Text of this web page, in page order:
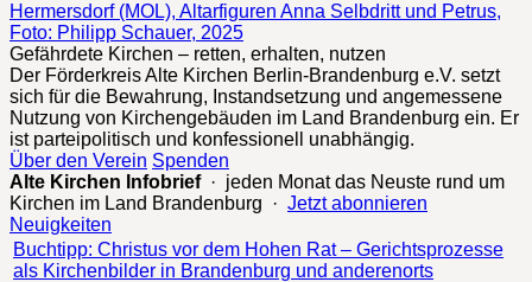
Hermersdorf (MOL), Altarfiguren Anna Selbdritt und Petrus,
Foto: Philipp Schauer, 2025
Gefährdete Kirchen – retten, erhalten, nutzen
Der Förderkreis Alte Kirchen Berlin-Brandenburg e.V. setzt
sich für die Bewahrung, Instandsetzung und angemessene
Nutzung von Kirchengebäuden im Land Brandenburg ein. Er
ist parteipolitisch und konfessionell unabhängig.
Über den Verein Spenden
Alte Kirchen Infobrief· jeden Monat das Neuste rund um
Kirchen im Land Brandenburg · Jetzt abonnieren
Neuigkeiten
Buchtipp: Christus vor dem Hohen Rat – Gerichtsprozesse
als Kirchenbilder in Brandenburg und anderenorts